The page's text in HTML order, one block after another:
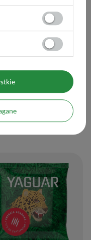
Mate Energia Guarana 50g
/ szt.